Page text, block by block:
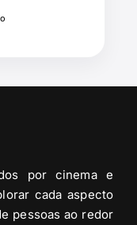
por cinema e
cada aspecto
pessoas ao redor